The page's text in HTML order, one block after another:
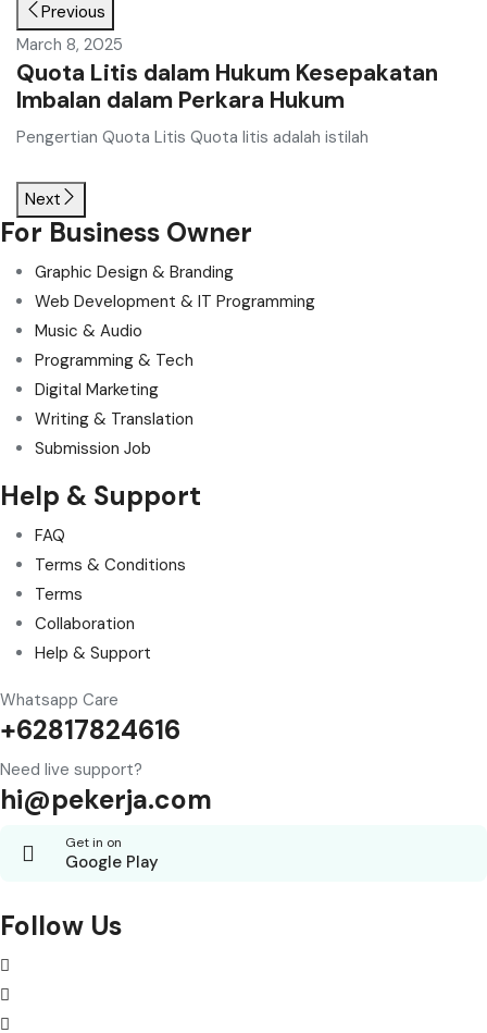
Previous
March 8, 2025
Quota Litis dalam Hukum Kesepakatan
Imbalan dalam Perkara Hukum
Pengertian Quota Litis Quota litis adalah istilah
Next
For Business Owner
Graphic Design & Branding
Web Development & IT Programming
Music & Audio
Programming & Tech
Digital Marketing
Writing & Translation
Submission Job
Help & Support
FAQ
Terms & Conditions
Terms
Collaboration
Help & Support
Whatsapp Care
+62817824616
Need live support?
hi@pekerja.com
Get in on
Google Play
Follow Us